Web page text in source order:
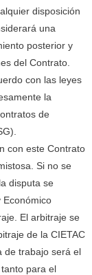
disposición
una
posterior y
del Contrato.
con las leyes
la
de
con este Contrato
Si no se
disputa se
Económico
El arbitraje se
de la CIETAC
de trabajo será el
para el